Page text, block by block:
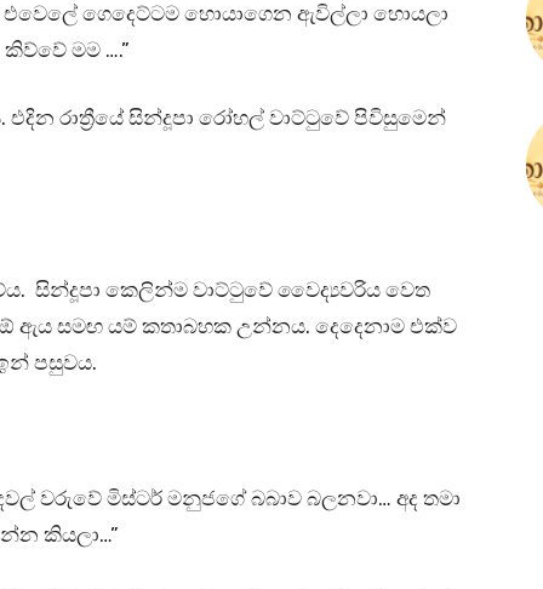
ගෙදෙට්ටම හොයාගෙන ඇවිල්ලා හොයලා
මම ….”
රාත්‍රීයේ සින්දූපා රෝහල් වාට්ටුවේ පිවිසුමෙන්
සින්දූපා කෙලින්ම වාට්ටුවේ වෛද්‍යවරිය වෙත
ඇය සමඟ යම් කතාබහක උන්නය. දෙදෙනාම එක්ව
පසුවය.
වරුවේ මිස්ටර් මනුජගේ බබාව බලනවා… අද තමා
කියලා…”